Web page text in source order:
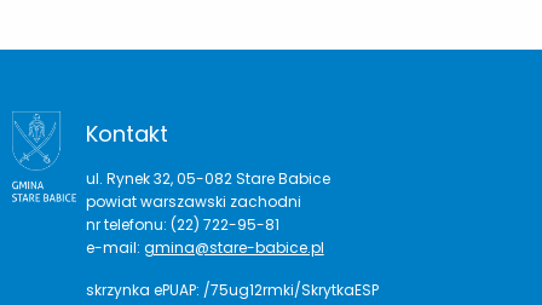
Kontakt
ul. Rynek 32, 05-082 Stare Babice
powiat warszawski zachodni
nr telefonu: (22) 722-95-81
e-mail: gmina@stare-babice.pl
skrzynka ePUAP: /75ug12rmki/SkrytkaESP